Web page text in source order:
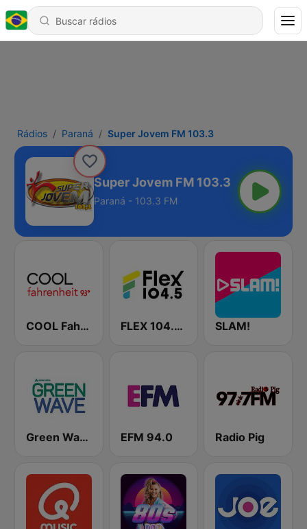
Rádios Paraná Super Jovem FM 103.3
Super Jovem FM 103.3
Paraná - 103.3 FM
COOL Fahrenheit 93 FM FLEX 104.5 FM SLAM!
Green Wave 106.5 FM EFM 94.0 Radio Pig